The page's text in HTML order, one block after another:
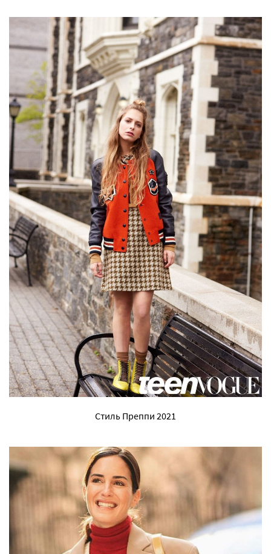
Стиль Преппи 2021